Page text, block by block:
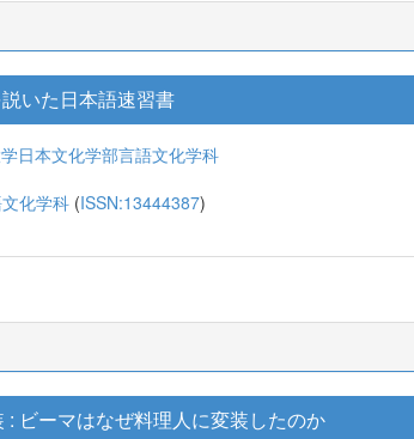
いた日本語速習書
日本文化学部言語文化学科
化学科 (ISSN:13444387)
: ビーマはなぜ料理人に変装したのか